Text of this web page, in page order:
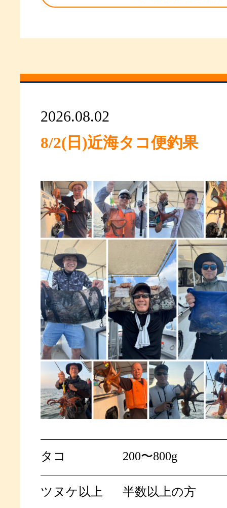
2026.08.02
8/2(日)近海タコ便釣果
タコ 200〜800g
ツヌケ以上 半数以上の方